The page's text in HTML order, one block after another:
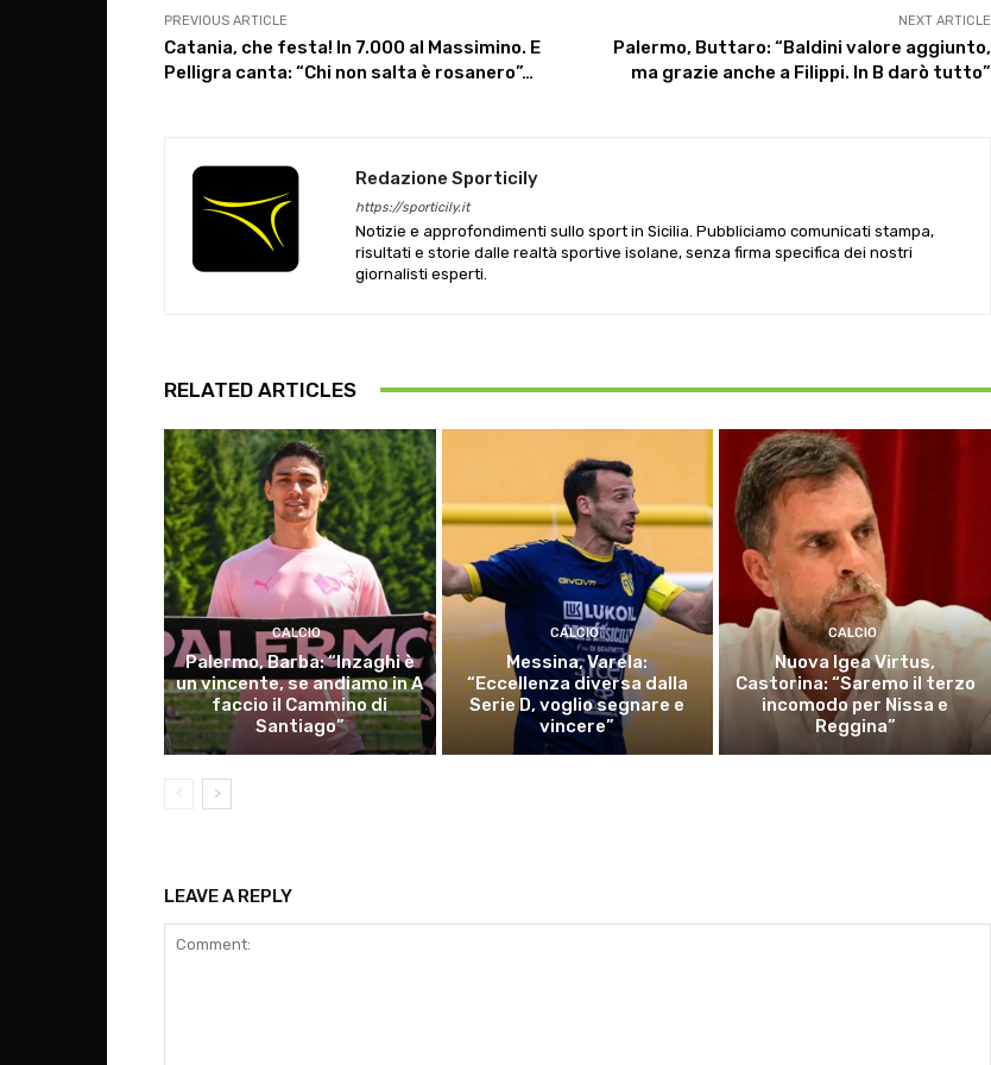
PREVIOUS ARTICLE
Catania, che festa! In 7.000 al Massimino. E
Pelligra canta: “Chi non salta è rosanero”…
NEXT ARTICLE
Palermo, Buttaro: “Baldini valore aggiunto,
ma grazie anche a Filippi. In B darò tutto”
Redazione Sporticily
https://sporticily.it
Notizie e approfondimenti sullo sport in Sicilia. Pubbliciamo comunicati stampa,
risultati e storie dalle realtà sportive isolane, senza firma specifica dei nostri
giornalisti esperti.
RELATED ARTICLES
CALCIO
Palermo, Barba: “Inzaghi è
un vincente, se andiamo in A
faccio il Cammino di
Santiago”
CALCIO
Messina, Varela:
“Eccellenza diversa dalla
Serie D, voglio segnare e
vincere”
CALCIO
Nuova Igea Virtus,
Castorina: “Saremo il terzo
incomodo per Nissa e
Reggina”
LEAVE A REPLY